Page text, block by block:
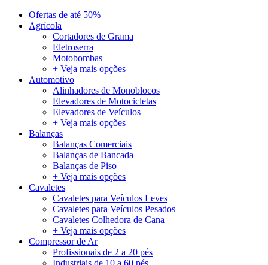
Ofertas de até 50%
Agrícola
Cortadores de Grama
Eletroserra
Motobombas
+ Veja mais opções
Automotivo
Alinhadores de Monoblocos
Elevadores de Motocicletas
Elevadores de Veículos
+ Veja mais opções
Balanças
Balanças Comerciais
Balanças de Bancada
Balanças de Piso
+ Veja mais opções
Cavaletes
Cavaletes para Veículos Leves
Cavaletes para Veículos Pesados
Cavaletes Colhedora de Cana
+ Veja mais opções
Compressor de Ar
Profissionais de 2 a 20 pés
Industriais de 10 a 60 pés